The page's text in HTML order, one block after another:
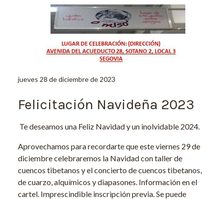
jueves 28 de diciembre de 2023
Felicitación Navideña 2023
Te deseamos una Feliz Navidad y un inolvidable 2024.
Aprovechamos para recordarte que este viernes 29 de
diciembre celebraremos la Navidad con taller de
cuencos tibetanos y el concierto de cuencos tibetanos,
de cuarzo, alquímicos y diapasones. Información en el
cartel. Imprescindible inscripción previa. Se puede